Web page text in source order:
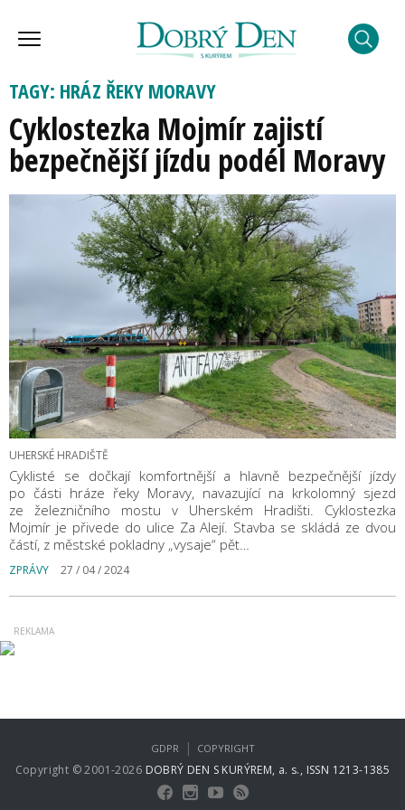
TAGY: HRÁZ ŘEKY MORAVY
Cyklostezka Mojmír zajistí
bezpečnější jízdu podél Moravy
UHERSKÉ HRADIŠTĚ
Cyklisté se dočkají komfortnější a hlavně bezpečnější jízdy
po části hráze řeky Moravy, navazující na krkolomný sjezd
ze železničního mostu v Uherském Hradišti. Cyklostezka
Mojmír je přivede do ulice Za Alejí. Stavba se skládá ze dvou
částí, z městské pokladny „vysaje“ pět…
ZPRÁVY 27 / 04 / 2024
Copyright © 2001-2026 DOBRÝ DEN S KURÝREM, a. s., ISSN 1213-1385
GDPR | COPYRIGHT